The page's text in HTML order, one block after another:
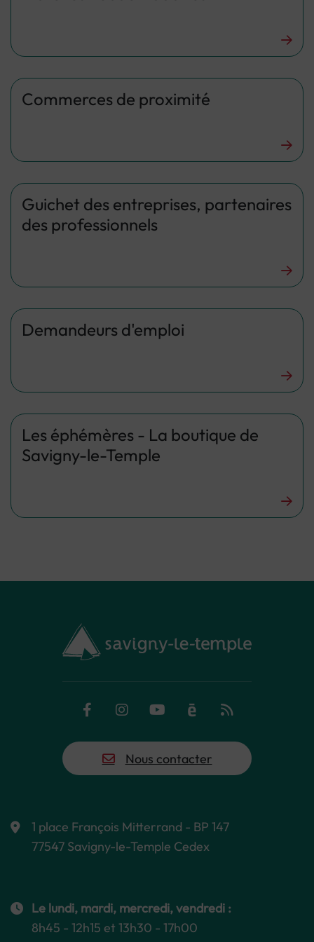
Commerces de proximité
Guichet des entreprises, partenaires
des professionnels
Demandeurs d'emploi
Les éphémères - La boutique de
Savigny-le-Temple
FacebookInstagramYouTubeCalaméoFlux RSS
Nous contacter
1 place François Mitterrand - BP 147
77547 Savigny-le-Temple Cedex
Le lundi, mardi, mercredi, vendredi :
8h45 - 12h15 et 13h30 - 17h00